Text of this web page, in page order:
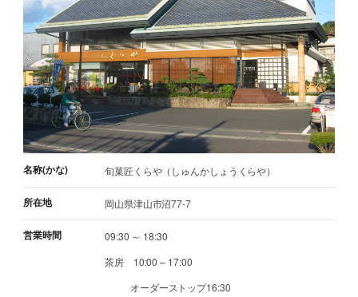
名称(かな) 旬菓匠くらや（しゅんかしょうくらや）
所在地 岡山県津山市沼77-7
営業時間
09:30 ～ 18:30
茶房 10:00 – 17:00
オーダーストップ16:30